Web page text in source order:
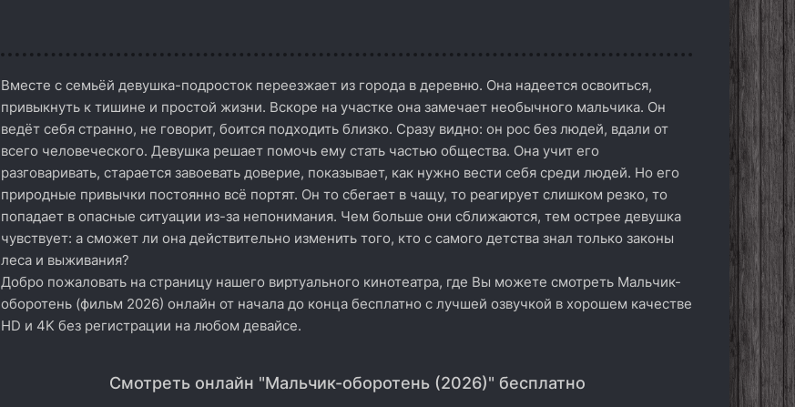
Вместе с семьёй девушка-подросток переезжает из города в деревню. Она надеется освоиться,
привыкнуть к тишине и простой жизни. Вскоре на участке она замечает необычного мальчика. Он
ведёт себя странно, не говорит, боится подходить близко. Сразу видно: он рос без людей, вдали от
всего человеческого. Девушка решает помочь ему стать частью общества. Она учит его
разговаривать, старается завоевать доверие, показывает, как нужно вести себя среди людей. Но его
природные привычки постоянно всё портят. Он то сбегает в чащу, то реагирует слишком резко, то
попадает в опасные ситуации из-за непонимания. Чем больше они сближаются, тем острее девушка
чувствует: а сможет ли она действительно изменить того, кто с самого детства знал только законы
леса и выживания?
Добро пожаловать на страницу нашего виртуального кинотеатра, где Вы можете смотреть Мальчик-
оборотень (фильм 2026) онлайн от начала до конца бесплатно с лучшей озвучкой в хорошем качестве
HD и 4K без регистрации на любом девайсе.
Смотреть онлайн "Мальчик-оборотень (2026)" бесплатно